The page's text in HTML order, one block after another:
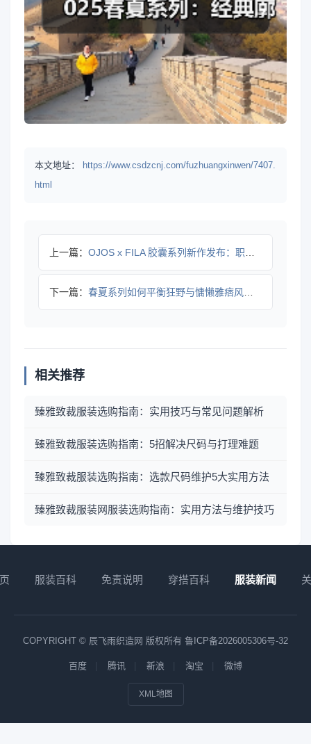
本文地址：
https://www.csdzcnj.com/fuzhuangxinwen/7407.
html
上一篇： OJOS x FILA 胶囊系列新作发布：职业摔跤鞋灵感设计
下一篇： 春夏系列如何平衡狂野与慵懒雅痞风格？
相关推荐
臻雅致裁服装选购指南：实用技巧与常见问题解析
臻雅致裁服装选购指南：5招解决尺码与打理难题
臻雅致裁服装选购指南：选款尺码维护5大实用方法
臻雅致裁服装网服装选购指南：实用方法与维护技巧
服装百科 免责说明 穿搭百科 服装新闻
COPYRIGHT © 辰飞雨织造网 版权所有 鲁ICP备2026005306号-32
百度 腾讯 新浪 淘宝 微博
XML地图